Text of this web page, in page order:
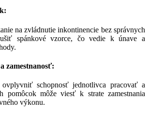
na zvládnutie inkontinencie bez správnych
spánkové vzorce, čo vedie k únave a
zamestnanosť:
ovplyvniť schopnosť jednotlivca pracovať a
pomôcok môže viesť k strate zamestnania
výkonu.